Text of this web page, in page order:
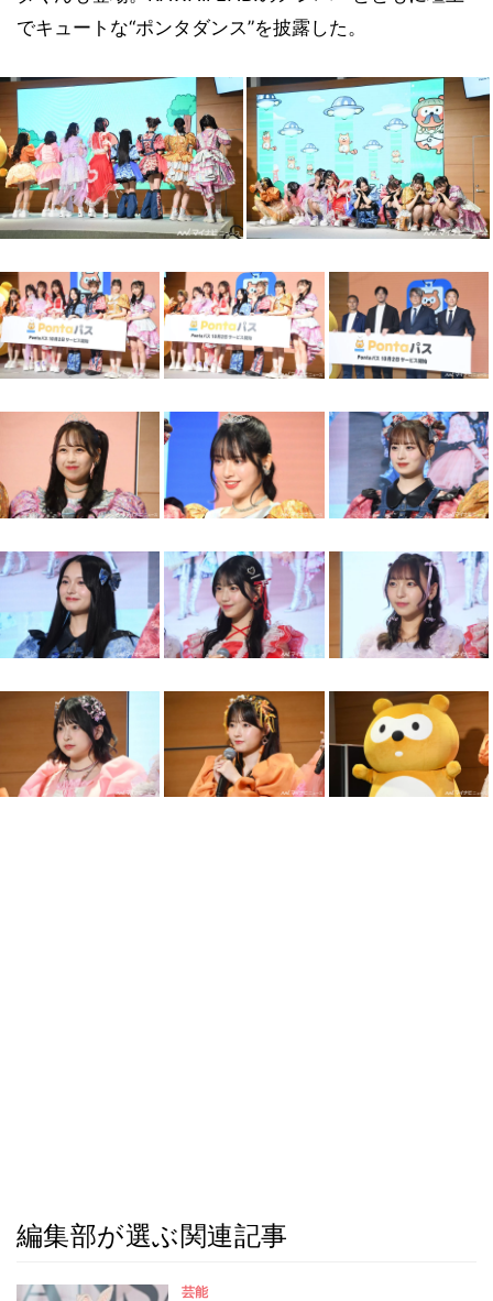
でキュートな“ポンタダンス”を披露した。
編集部が選ぶ関連記事
芸能